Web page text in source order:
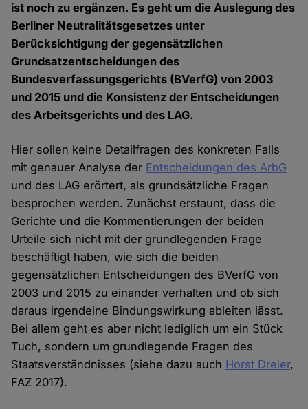
ist noch zu ergänzen. Es geht um die Auslegung des
Berliner Neutralitätsgesetzes unter
Berücksichtigung der gegensätzlichen
Grundsatzentscheidungen des
Bundesverfassungsgerichts (BVerfG) von 2003
und 2015 und die Konsistenz der Entscheidungen
des Arbeitsgerichts und des LAG.
Hier sollen keine Detailfragen des konkreten Falls
mit genauer Analyse der Entscheidungen des ArbG
und des LAG erörtert, als grundsätzliche Fragen
besprochen werden. Zunächst erstaunt, dass die
Gerichte und die Kommentierungen der beiden
Urteile sich nicht mit der grundlegenden Frage
beschäftigt haben, wie sich die beiden
gegensätzlichen Entscheidungen des BVerfG von
2003 und 2015 zu einander verhalten und ob sich
daraus irgendeine Bindungswirkung ableiten lässt.
Bei allem geht es aber nicht lediglich um ein Stück
Tuch, sondern um grundlegende Fragen des
Staatsverständnisses (siehe dazu auch Horst Dreier,
FAZ 2017).